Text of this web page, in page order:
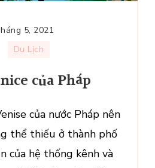
5, 2021
Du Lịch
của Pháp
của nước Pháp nên
thể thiếu ở thành phố
của hệ thống kênh và